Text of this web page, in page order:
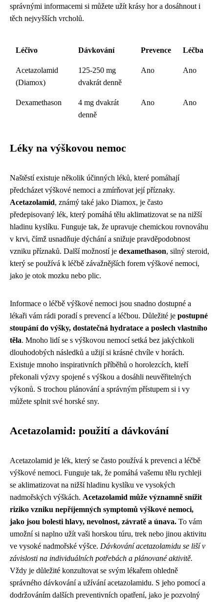
správnými informacemi si můžete užít krásy hor a dosáhnout i
těch nejvyšších vrcholů.
Léčivo Dávkování Prevence Léčba
Acetazolamid
(Diamox)
125-250 mg
dvakrát denně
Ano Ano
Dexamethason
4 mg dvakrát
denně
Ano Ano
Léky na výškovou nemoc
Naštěstí existuje několik účinných léků, které pomáhají
předcházet výškové nemoci a zmírňovat její příznaky.
Acetazolamid, známý také jako Diamox, je často
předepisovaný lék, který pomáhá tělu aklimatizovat se na nižší
hladinu kyslíku. Funguje tak, že upravuje chemickou rovnováhu
v krvi, čímž usnadňuje dýchání a snižuje pravděpodobnost
vzniku příznaků. Další možností je dexamethason, silný steroid,
který se používá k léčbě závažnějších forem výškové nemoci,
jako je otok mozku nebo plic.
Informace o léčbě výškové nemoci jsou snadno dostupné a
lékaři vám rádi poradí s prevencí a léčbou. Důležité je postupné
stoupání do výšky, dostatečná hydratace a poslech vlastního
těla. Mnoho lidí se s výškovou nemocí setká bez jakýchkoli
dlouhodobých následků a užijí si krásné chvíle v horách.
Existuje mnoho inspirativních příběhů o horolezcích, kteří
překonali výzvy spojené s výškou a dosáhli neuvěřitelných
výkonů. S trochou plánování a správným přístupem si i vy
můžete splnit své horské sny.
Acetazolamid: použití a dávkování
Acetazolamid je lék, který se často používá k prevenci a léčbě
výškové nemoci. Funguje tak, že pomáhá vašemu tělu rychleji
se aklimatizovat na nižší hladinu kyslíku ve vysokých
nadmořských výškách. Acetazolamid může významně snížit
riziko vzniku nepříjemných symptomů výškové nemoci,
jako jsou bolesti hlavy, nevolnost, závratě a únava. To vám
umožní si naplno užít vaši horskou túru, trek nebo jinou aktivitu
ve vysoké nadmořské výšce. Dávkování acetazolamidu se liší v
závislosti na individuálních potřebách a plánované aktivitě.
Vždy je důležité konzultovat se svým lékařem ohledně
správného dávkování a užívání acetazolamidu. S jeho pomocí a
dodržováním dalších preventivních opatření, jako je pozvolný